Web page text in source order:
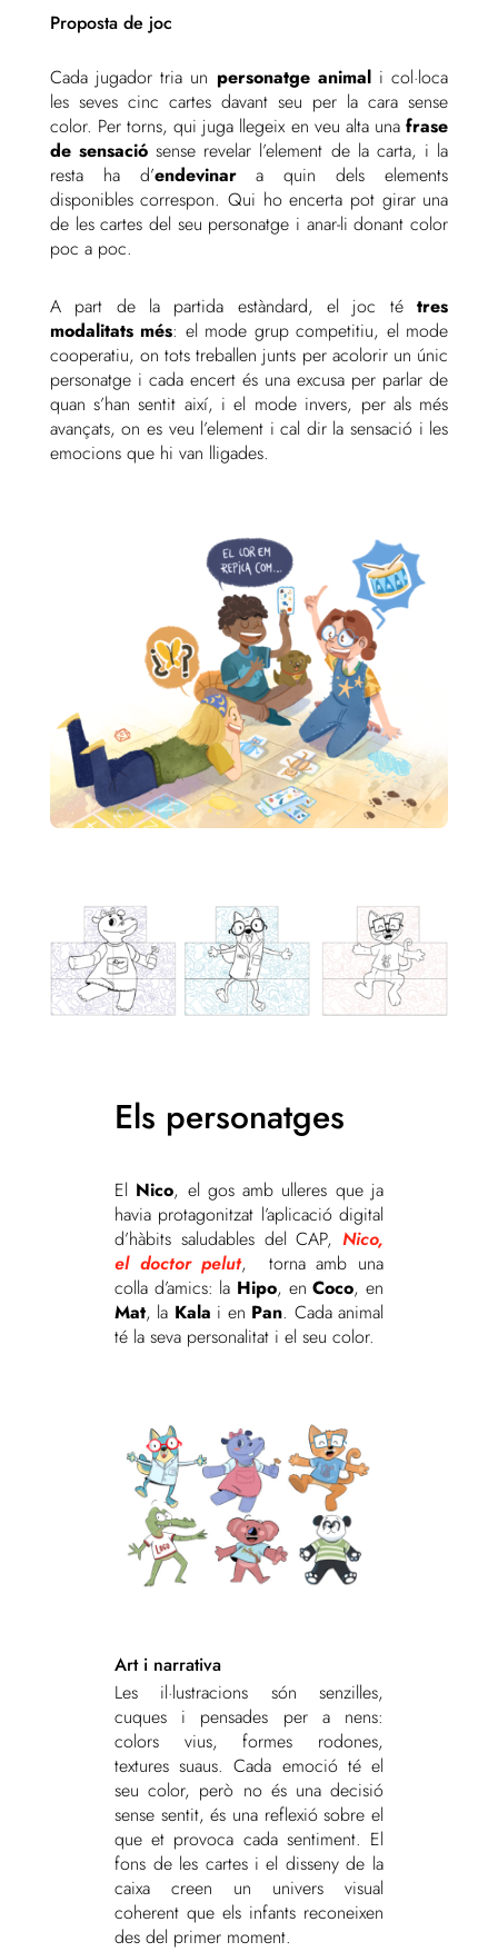
Proposta de joc
Cada jugador tria un personatge animali col·loca
les seves cinc cartes davant seu per la cara sense
color. Per torns, qui juga llegeix en veu alta unafrase
de sensaciósense revelar l’element de la carta, i la
resta ha d’endevinara quin dels elements
disponibles correspon. Qui ho encerta pot girar una
de les cartes del seu personatge i anar-li donant color
poc a poc.
A part de la partida estàndard, el joc tétres
modalitats més: el mode grup competitiu, el mode
cooperatiu, on tots treballen junts per acolorir un únic
personatge i cada encert és una excusa per parlar de
quan s’han sentit així, i el mode invers, per als més
avançats, on es veu l’element i cal dir la sensació i les
emocions que hi van lligades.
Els personatges
El Nico, el gos amb ulleres que ja
havia protagonitzat l’aplicació digital
d’hàbits saludables del CAP, Nico,
el doctor pelut, torna amb una
colla d’amics: la Hipo, enCoco, en
Mat, la Kala i en Pan. Cada animal
té la seva personalitat i el seu color.
Art i narrativa
Les il·lustracions són senzilles,
cuques i pensades per a nens:
colors vius, formes rodones,
textures suaus. Cada emoció té el
seu color, però no és una decisió
sense sentit, és una reflexió sobre el
que et provoca cada sentiment. El
fons de les cartes i el disseny de la
caixa creen un univers visual
coherent que els infants reconeixen
des del primer moment.